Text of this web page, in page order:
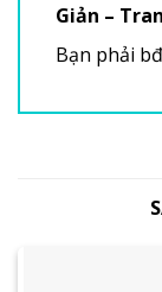
Giản –
Bạn phải